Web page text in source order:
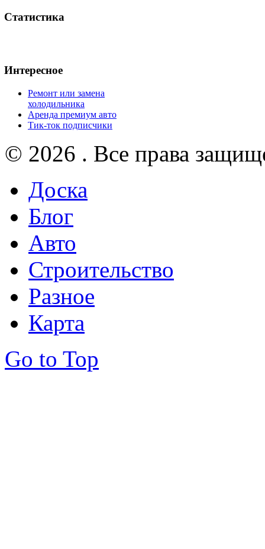
Статистика
Интересное
Ремонт или замена
холодильника
Аренда премиум авто
Тик-ток подписчики
© 2026 . Все права
Доска
Блог
Авто
Строительство
Разное
Карта
Go to Top